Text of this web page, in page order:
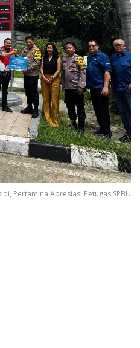
Pertamina Apresiasi Petugas SPBU